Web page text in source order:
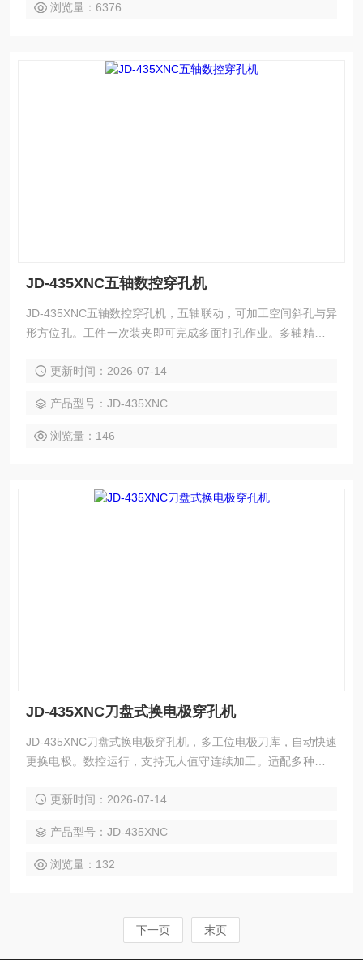
浏览量：6376
JD-435XNC五轴数控穿孔机
JD-435XNC五轴数控穿孔机，五轴联动，可加工空间斜孔与异
形方位孔。工件一次装夹即可完成多面打孔作业。多轴精密定
工。 更新时间：2026-07-14
产品型号：JD-435XNC
浏览量：146
JD-435XNC刀盘式换电极穿孔机
JD-435XNC刀盘式换电极穿孔机，多工位电极刀库，自动快速
更换电极。数控运行，支持无人值守连续加工。适配多种加工
更新时间：2026-07-14
产品型号：JD-435XNC
浏览量：132
下一页 末页